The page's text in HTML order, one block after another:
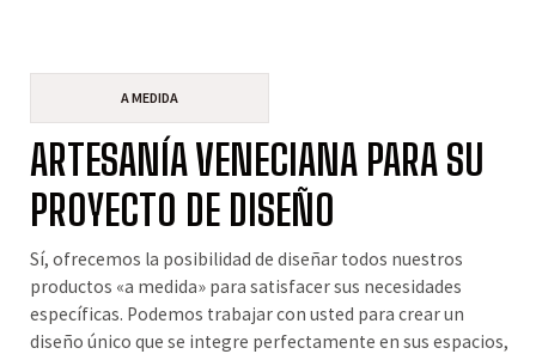
A MEDIDA
ARTESANÍA VENECIANA PARA SU
PROYECTO DE DISEÑO
Sí, ofrecemos la posibilidad de diseñar todos nuestros
productos «a medida» para satisfacer sus necesidades
específicas. Podemos trabajar con usted para crear un
diseño único que se integre perfectamente en sus espacios,